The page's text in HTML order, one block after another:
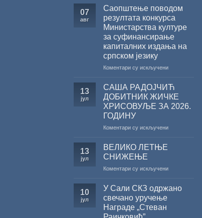
07
авг
Саопштење поводом
резултата конкурса
Министарства културе
за суфинансирање
капиталних издања на
српском језику
Коментари су искљученина
поводом
резултата
конкурса
Министарства
за
српском
13
јул
САША РАДОЈЧИЋ
ДОБИТНИК ЖИЧКЕ
ХРИСОВУЉЕ ЗА 2026.
ГОДИНУ
Коментари су искљученина
ХРИСОВУЉЕ
2026.
13
јул
ВЕЛИКО ЛЕТЊЕ
СНИЖЕЊЕ
Коментари су искљученина
ЛЕТЊЕ
10
јул
У Сали СКЗ одржано
свечано уручење
Награде „Стеван